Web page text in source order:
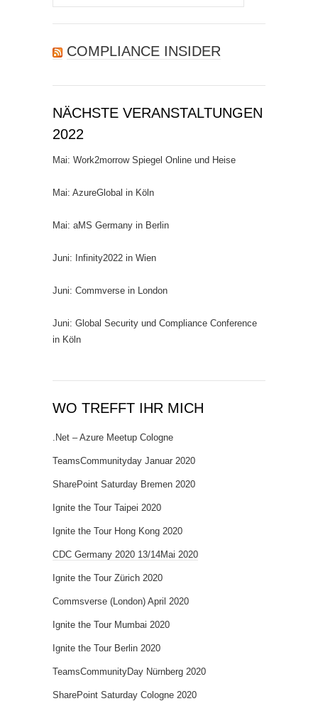
nach:
COMPLIANCE INSIDER
NÄCHSTE VERANSTALTUNGEN
2022
Mai: Work2morrow Spiegel Online und Heise
Mai: AzureGlobal in Köln
Mai: aMS Germany in Berlin
Juni: Infinity2022 in Wien
Juni: Commverse in London
Juni: Global Security und Compliance Conference
in Köln
WO TREFFT IHR MICH
.Net – Azure Meetup Cologne
TeamsCommunityday Januar 2020
SharePoint Saturday Bremen 2020
Ignite the Tour Taipei 2020
Ignite the Tour Hong Kong 2020
CDC Germany 2020 13/14Mai 2020
Ignite the Tour Zürich 2020
Commsverse (London) April 2020
Ignite the Tour Mumbai 2020
Ignite the Tour Berlin 2020
TeamsCommunityDay Nürnberg 2020
SharePoint Saturday Cologne 2020